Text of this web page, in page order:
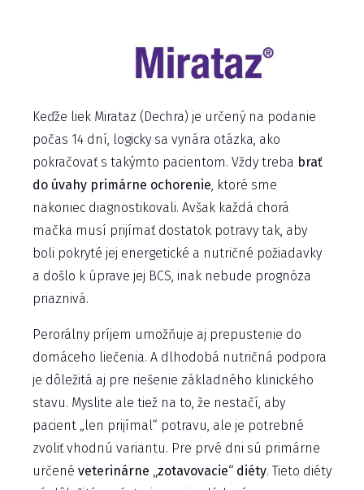
Keďže liek Mirataz (Dechra) je určený na podanie
počas 14 dní, logicky sa vynára otázka, ako
pokračovať s takýmto pacientom. Vždy treba brať
do úvahy primárne ochorenie, ktoré sme
nakoniec diagnostikovali. Avšak každá chorá
mačka musí prijímať dostatok potravy tak, aby
boli pokryté jej energetické a nutričné ​​požiadavky
a došlo k úprave jej BCS, inak nebude prognóza
priaznivá.
Perorálny príjem umožňuje aj prepustenie do
domáceho liečenia. A dlhodobá nutričná podpora
je dôležitá aj pre riešenie základného klinického
stavu. Myslite ale tiež na to, že nestačí, aby
pacient „len prijímal“ potravu, ale je potrebné
zvoliť vhodnú variantu. Pre prvé dni sú primárne
určené veterinárne „zotavovacie“ diéty. Tieto diéty